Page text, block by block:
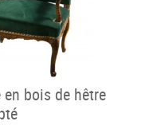
bois de hêtre